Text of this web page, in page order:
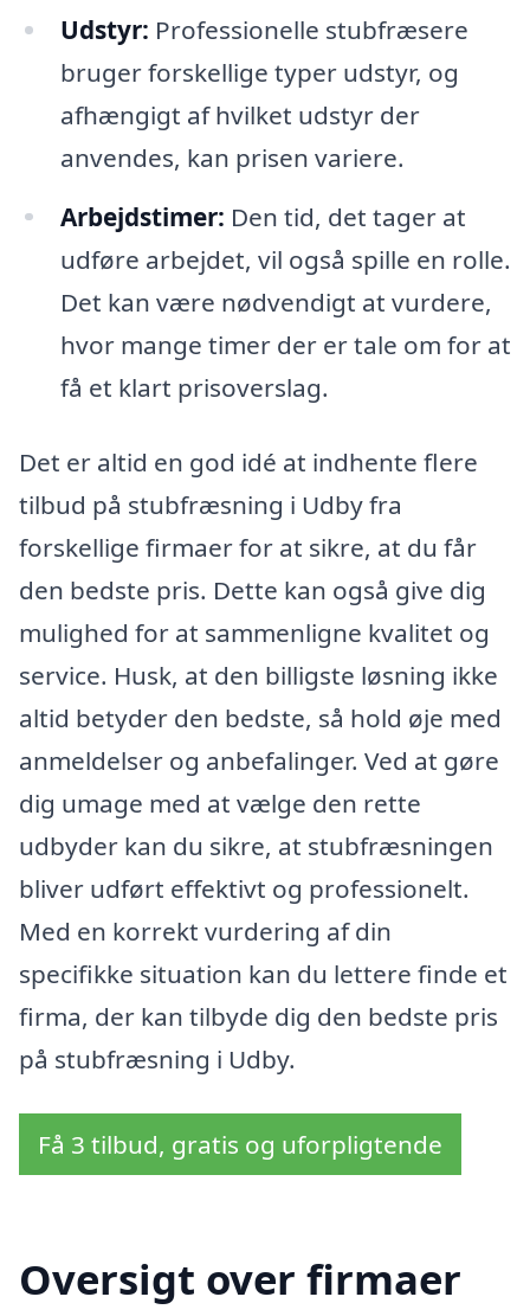
Udstyr: Professionelle stubfræsere
bruger forskellige typer udstyr, og
afhængigt af hvilket udstyr der
anvendes, kan prisen variere.
Arbejdstimer: Den tid, det tager at
udføre arbejdet, vil også spille en rolle.
Det kan være nødvendigt at vurdere,
hvor mange timer der er tale om for at
få et klart prisoverslag.
Det er altid en god idé at indhente flere
tilbud på stubfræsning i Udby fra
forskellige firmaer for at sikre, at du får
den bedste pris. Dette kan også give dig
mulighed for at sammenligne kvalitet og
service. Husk, at den billigste løsning ikke
altid betyder den bedste, så hold øje med
anmeldelser og anbefalinger. Ved at gøre
dig umage med at vælge den rette
udbyder kan du sikre, at stubfræsningen
bliver udført effektivt og professionelt.
Med en korrekt vurdering af din
specifikke situation kan du lettere finde et
firma, der kan tilbyde dig den bedste pris
på stubfræsning i Udby.
Få 3 tilbud, gratis og uforpligtende
Oversigt over firmaer